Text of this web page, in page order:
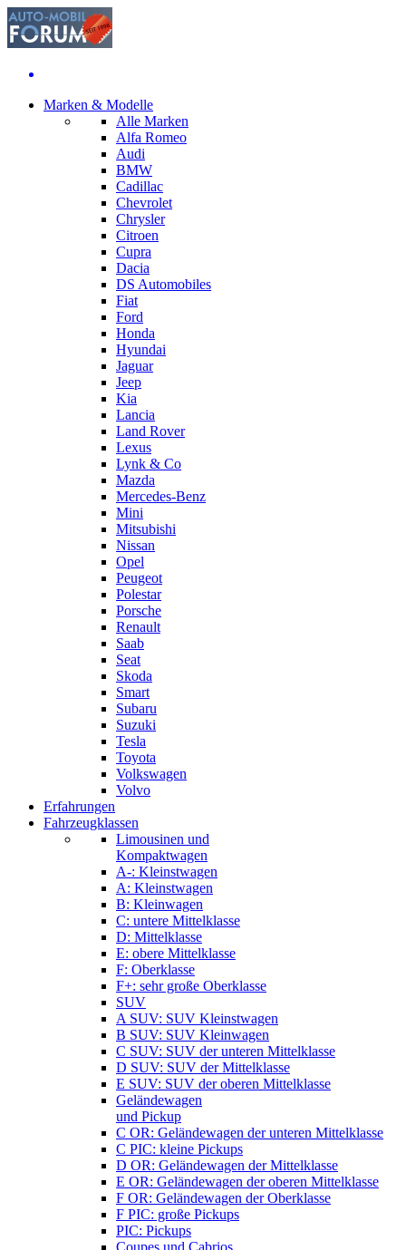
Marken & Modelle
Alle Marken
Alfa Romeo
Audi
BMW
Cadillac
Chevrolet
Chrysler
Citroen
Cupra
Dacia
DS Automobiles
Fiat
Ford
Honda
Hyundai
Jaguar
Jeep
Kia
Lancia
Land Rover
Lexus
Lynk & Co
Mazda
Mercedes-Benz
Mini
Mitsubishi
Nissan
Opel
Peugeot
Polestar
Porsche
Renault
Saab
Seat
Skoda
Smart
Subaru
Suzuki
Tesla
Toyota
Volkswagen
Volvo
Erfahrungen
Fahrzeugklassen
Limousinen und
Kompaktwagen
A-: Kleinstwagen
A: Kleinstwagen
B: Kleinwagen
C: untere Mittelklasse
D: Mittelklasse
E: obere Mittelklasse
F: Oberklasse
F+: sehr große Oberklasse
SUV
A SUV: SUV Kleinstwagen
B SUV: SUV Kleinwagen
C SUV: SUV der unteren Mittelklasse
D SUV: SUV der Mittelklasse
E SUV: SUV der oberen Mittelklasse
Geländewagen
und Pickup
C OR: Geländewagen der unteren Mittelklasse
C PIC: kleine Pickups
D OR: Geländewagen der Mittelklasse
E OR: Geländewagen der oberen Mittelklasse
F OR: Geländewagen der Oberklasse
F PIC: große Pickups
PIC: Pickups
Coupes und Cabrios